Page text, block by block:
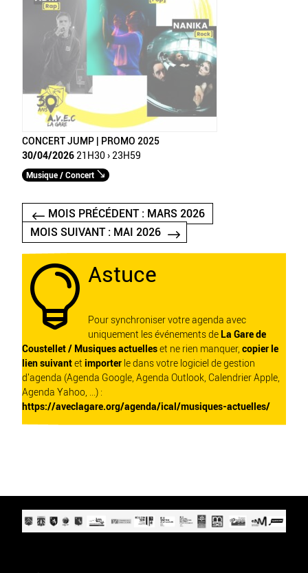
CONCERT JUMP | PROMO 2025
30/04/2026 21H30 › 23H59
Musique / Concert
MOIS PRÉCÉDENT : MARS 2026
MOIS SUIVANT : MAI 2026
 Astuce
Pour synchroniser votre agenda avec
uniquement les événements de La Gare de
Coustellet / Musiques actuelleset ne rien manquer, copier le
lien suivantet importer le dans votre logiciel de gestion
d'agenda (Agenda Google, Agenda Outlook, Calendrier Apple,
Agenda Yahoo, ...) :
https://aveclagare.org/agenda/ical/musiques-actuelles/